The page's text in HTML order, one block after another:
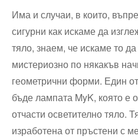
Има и случаи, в които,
сигурни как искаме да
тяло, знаем, че искаме то
мистериозно по някакъв
геометрични форми. Един
бъде лампата MyK, която е
отчасти осветително тяло.
изработена от пръстени с